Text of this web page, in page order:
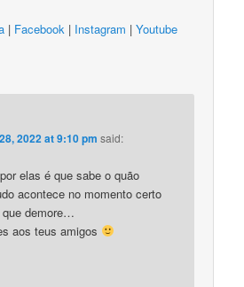
| Facebook | Instagram |Youtube
2022 at 9:10 pm said:
elas é que sabe o quão
acontece no momento certo
que demore…
aos teus amigos